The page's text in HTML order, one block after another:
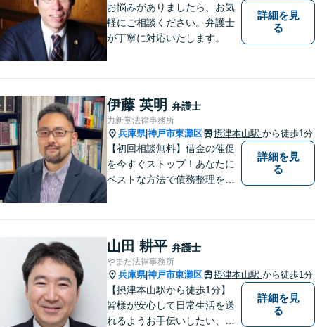
お悩みがありましたら、お気
軽にご相談ください。弁護士
が丁寧に対応いたします。
詳細を見
る
伊藤 英明 弁護士
力新堂法律事務所
兵庫県|神戸市東灘区 摂津本山駅 から徒歩1分
【初回相談無料】借金の催促
を今すぐストップ！あなたに
ベストな方法で債務整理をサ
イエンスの博士号も保有）と
交渉経験が豊富な弁護士
詳細を見
る
山田 耕平 弁護士
やまだ法律事務所
兵庫県|神戸市東灘区 摂津本山駅 から徒歩1分
【摂津本山駅から徒歩1分】
皆様が安心して日常生活を送
れるようお手伝いしたい、皆
詳細を見
る